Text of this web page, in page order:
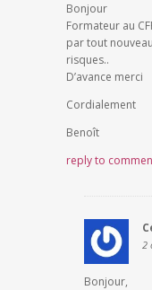
Bonjour
Formateur au
par tout
risques..
D’avance merci
Cordialement
Benoît
reply to
2
Bonjour,